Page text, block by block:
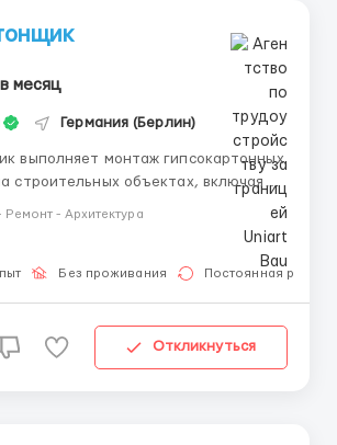
месяц
Германия (Берлин)
выполняет монтаж гипсокартонных
строительных объектах, включая
отделки. Основная работа
Берлине. Ищем профессионалов на
делаем только для
Ремонт - Архитектура
Без проживания Постоянная работа
Откликнуться